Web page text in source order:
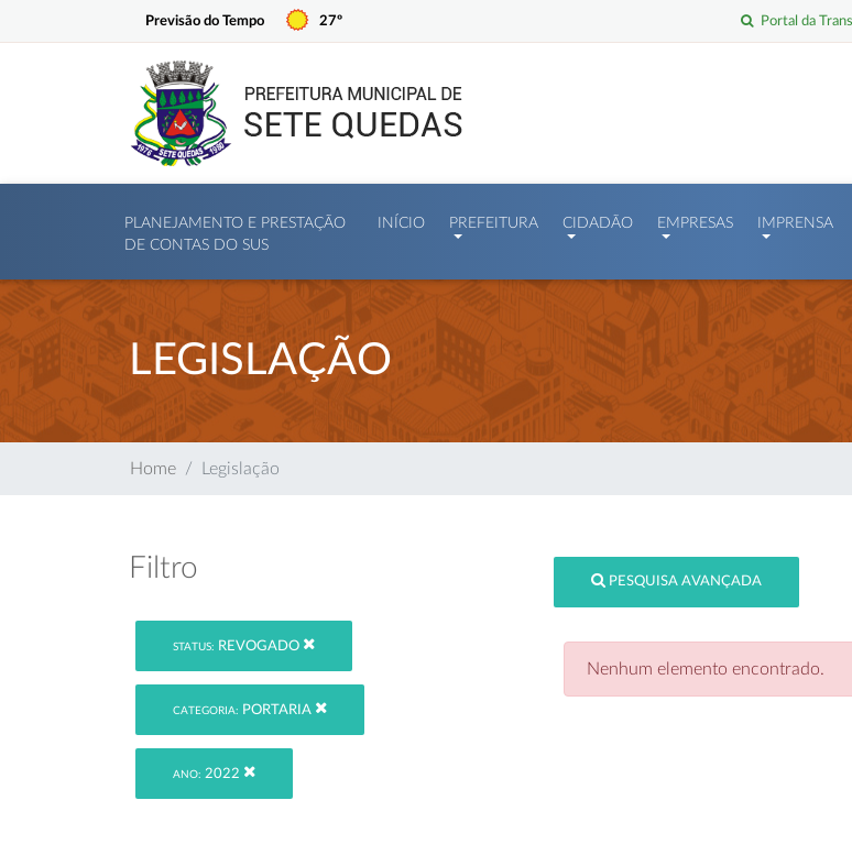
Previsão do Tempo 27º Portal da
PLANEJAMENTO E PRESTAÇÃO
DE CONTAS DO SUS
INÍCIO PREFEITURA CIDADÃO EMPRESAS IMPRENSA
LEGISLAÇÃO
Home Legislação
Filtro
STATUS: REVOGADO
CATEGORIA: PORTARIA
ANO: 2022
PESQUISA AVANÇADA
Nenhum elemento encontrado.